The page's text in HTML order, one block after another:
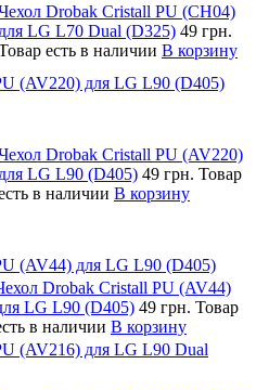
Drobak Cristall PU (CH04)
для LG L70 Dual (D325) 49 грн.
есть в наличии В корзину
(AV220) для LG L90 (D405)
Drobak Cristall PU (AV220)
для LG L90 (D405) 49 грн. Товар
в наличии В корзину
(AV44) для LG L90 (D405)
Drobak Cristall PU (AV44)
LG L90 (D405) 49 грн. Товар
в наличии В корзину
(AV216) для LG L90 Dual